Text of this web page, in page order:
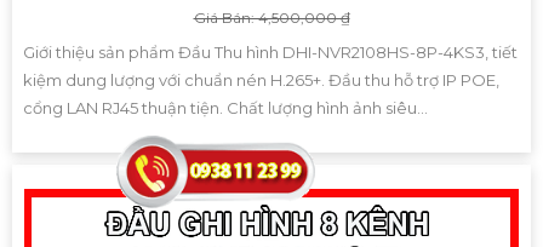
Giá Bán: 4,500,000 ₫
Giới thiệu sản phẩm Đầu Thu hình DHI-NVR2108HS-8P-4KS3, tiết
kiệm dung lượng với chuẩn nén H.265+. Đầu thu hỗ trợ IP POE,
cổng LAN RJ45 thuận tiện. Chất lượng hình ảnh siêu...